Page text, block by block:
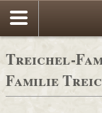
Treichel-
Familie